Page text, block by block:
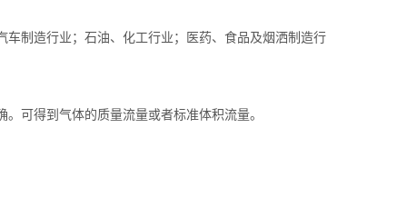
制造行业；石油、化工行业；医药、食品及烟洒制造行
可得到气体的质量流量或者标准体积流量。